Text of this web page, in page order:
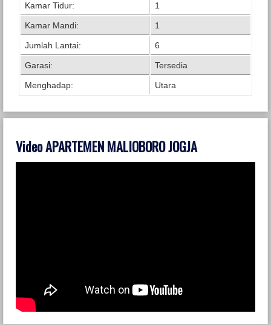
Kamar Tidur: 1
Kamar Mandi: 1
Jumlah Lantai: 6
Garasi: Tersedia
Menghadap: Utara
Video APARTEMEN MALIOBORO JOGJA